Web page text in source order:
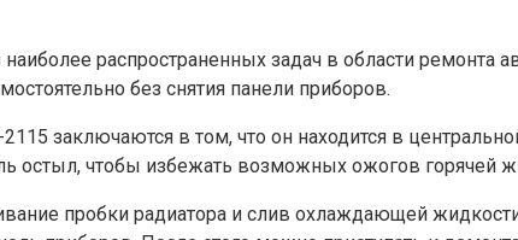
распространенных задач в области
без снятия панели приборов.
заключаются в том, что он находится в
остыл, чтобы избежать возможных ожогов горячей
пробки радиатора и слив охлаждающей